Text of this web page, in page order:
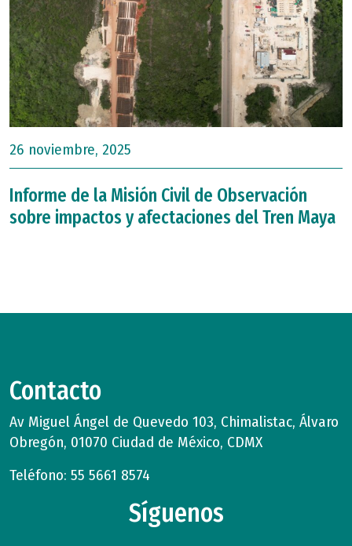
26 noviembre, 2025
Informe de la Misión Civil de Observación
sobre impactos y afectaciones del Tren Maya
Contacto
Av Miguel Ángel de Quevedo 103, Chimalistac, Álvaro
Obregón, 01070 Ciudad de México, CDMX
Teléfono: 55 5661 8574
Síguenos